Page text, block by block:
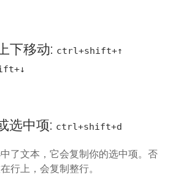
下移动: ctrl+shift+↑
选中项: ctrl+shift+d
了文本，它会复制你的选中项。否
行上，会复制整行。